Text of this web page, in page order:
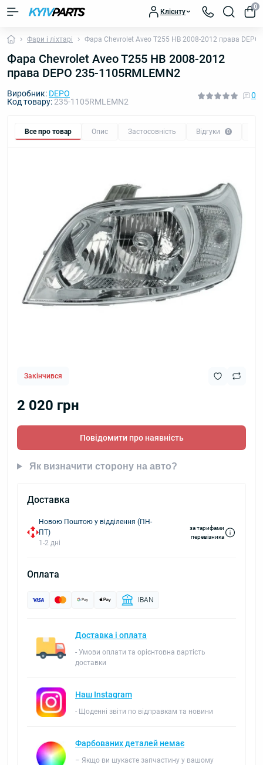
Клієнту
0
Фари і ліхтарі Фара Chevrolet Aveo T255 HB 2008-2012 права DEPO
Фара Chevrolet Aveo T255 HB 2008-2012
права DEPO 235-1105RMLEMN2
Виробник: DEPO
Код товару:235-1105RMLEMN2
0
Все про товар Опис Застосовність Відгуки 0
Закінчився
2 020 грн
Повідомити про наявність
Як визначити сторону на авто?
Доставка
Новою Поштою у відділення (ПН-
ПТ)
1-2 дні
за тарифами
перевізника
Оплата
IBAN
Доставка і оплата
- Умови оплати та орієнтовна вартість
доставки
Наш Instagram
- Щоденні звіти по відправкам та новини
Фарбованих деталей немає
– Якщо ви шукаєте запчастину у вашому